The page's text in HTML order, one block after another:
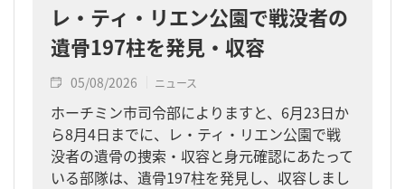
レ・ティ・リエン公園で戦没者の
遺骨197柱を発見・収容
05/08/2026 ニュース
ホーチミン市司令部によりますと、6月23日か
ら8月4日までに、レ・ティ・リエン公園で戦
没者の遺骨の捜索・収容と身元確認にあたって
いる部隊は、遺骨197柱を発見し、収容しまし